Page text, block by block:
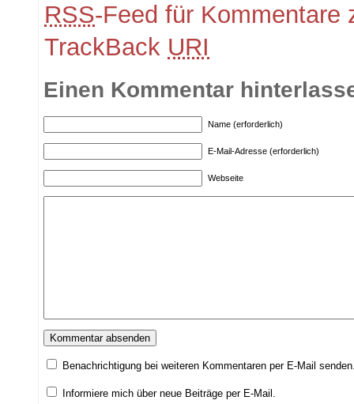
RSS-Feed für Kommentare
TrackBack URI
Einen Kommentar
Name (erforderlich)
E-Mail-Adresse (erforderlich)
Webseite
Benachrichtigung bei weiteren Kommentaren per E-Mail
Informiere mich über neue Beiträge per E-Mail.